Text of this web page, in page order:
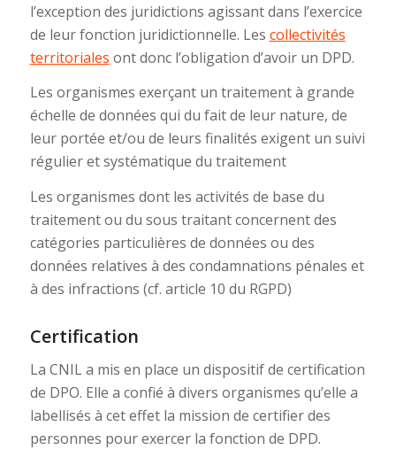
l’exception des juridictions agissant dans l’exercice
de leur fonction juridictionnelle. Les collectivités
territoriales ont donc l’obligation d’avoir un DPD.
Les organismes exerçant un traitement à grande
échelle de données qui du fait de leur nature, de
leur portée et/ou de leurs finalités exigent un suivi
régulier et systématique du traitement
Les organismes dont les activités de base du
traitement ou du sous traitant concernent des
catégories particulières de données ou des
données relatives à des condamnations pénales et
à des infractions (cf. article 10 du RGPD)
Certification
La CNIL a mis en place un dispositif de certification
de DPO. Elle a confié à divers organismes qu’elle a
labellisés à cet effet la mission de certifier des
personnes pour exercer la fonction de DPD.